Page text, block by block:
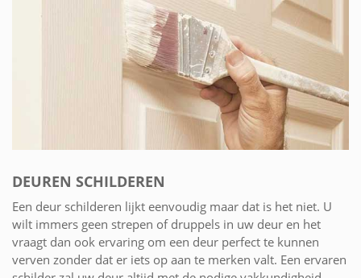
DEUREN SCHILDEREN
Een deur schilderen lijkt eenvoudig maar dat is het niet. U
wilt immers geen strepen of druppels in uw deur en het
vraagt dan ook ervaring om een deur perfect te kunnen
verven zonder dat er iets op aan te merken valt. Een ervaren